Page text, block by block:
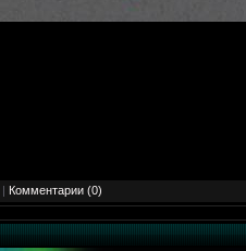
| Комментарии (0)